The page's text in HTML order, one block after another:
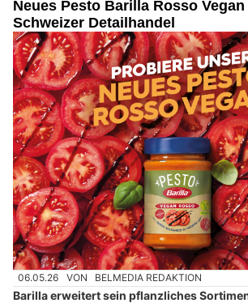
Neues Pesto Barilla Rosso
Schweizer Detailhandel
06.05.26 VON BELMEDIA REDAKTION
Barilla erweitert sein pflanzliches